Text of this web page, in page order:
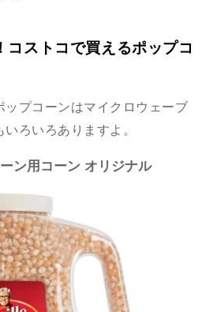
コストコで買えるポップコ
ップコーンはマイクロウェーブ
ろいろありますよ。
ン用コーン オリジナル